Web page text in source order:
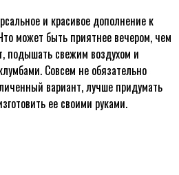
и красивое дополнение к
может быть приятнее вечером, чем
подышать свежим воздухом и
Совсем не обязательно
вариант, лучше придумать
ее своими руками.